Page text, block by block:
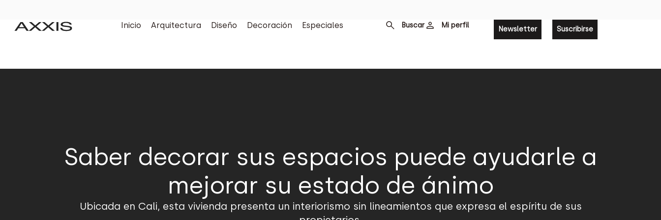
Inicio Arquitectura Diseño Decoración Especiales Buscar Mi perfil Newsletter Suscribirse
Saber decorar sus espacios puede ayudarle a
mejorar su estado de ánimo
Ubicada en Cali, esta vivienda presenta un interiorismo sin lineamientos que expresa el espíritu de sus